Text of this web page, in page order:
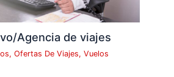
Agencia de viajes
,Ofertas De Viajes,Vuelos